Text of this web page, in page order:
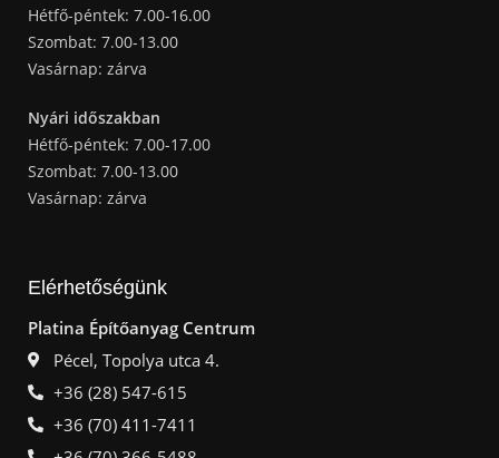
Hétfő-péntek: 7.00-16.00
Szombat: 7.00-13.00
Vasárnap: zárva
Nyári időszakban
Hétfő-péntek: 7.00-17.00
Szombat: 7.00-13.00
Vasárnap: zárva
Elérhetőségünk
Platina Építőanyag Centrum
Pécel, Topolya utca 4.
+36 (28) 547-615
+36 (70) 411-7411